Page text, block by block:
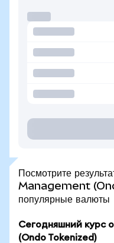
Посмотрите
Management
популярные валюты
Сегодняшний курс
(Ondo Tokenized)